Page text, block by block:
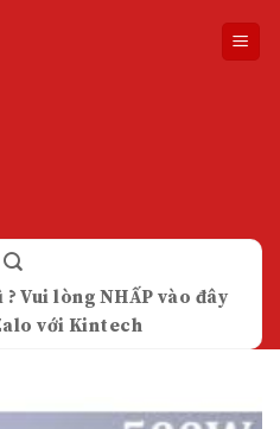
Vui lòng NHẤP vào đây
với Kintech